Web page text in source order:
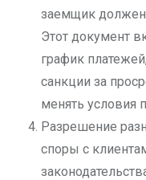
заемщик должен
Этот документ
график
санкции за
менять условия
Разрешение
споры с